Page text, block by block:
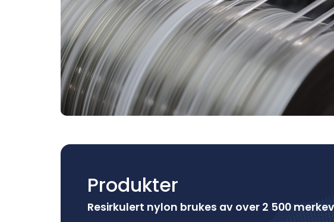
Produkter
Resirkulert nylon brukes av over 2 500